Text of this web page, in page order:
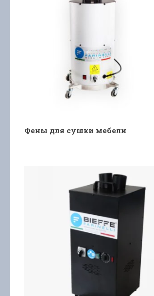
Фены для сушки мебели